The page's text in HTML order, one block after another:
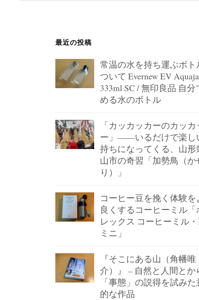
り
最近の投稿
常温の水を持ち運ぶボト
ついて Evernew EV
333ml SC / 無印良品 自分
める水のボトル
「カッカッカーのカッカ
ー」——いるだけで楽し
持ちになってくる、山形
山市の奇習「加勢鳥（か
り）」
コーヒー豆を挽く体験を
良くするコーヒーミル「
レックス コーヒーミル
ミニ」
『そこにある山（角幡唯
介）』 – 自然と人間とか
「事態」の説得を試みた
的な作品